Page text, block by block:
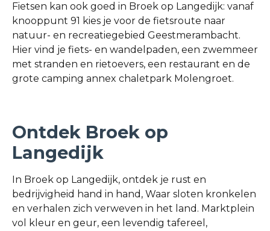
Fietsen kan ook goed in Broek op Langedijk: vanaf
knooppunt 91 kies je voor de fietsroute naar
natuur- en recreatiegebied Geestmerambacht.
Hier vind je fiets- en wandelpaden, een zwemmeer
met stranden en rietoevers, een restaurant en de
grote camping annex chaletpark Molengroet.
Ontdek Broek op
Langedijk
In Broek op Langedijk, ontdek je rust en
bedrijvigheid hand in hand, Waar sloten kronkelen
en verhalen zich verweven in het land. Marktplein
vol kleur en geur, een levendig tafereel,